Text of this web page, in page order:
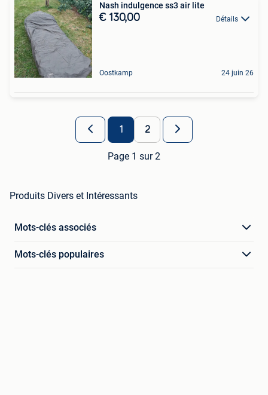
Nash indulgence ss3 air lite
€ 130,00 Détails
Oostkamp 24 juin 26
1 2
Page 1 sur 2
Produits Divers et Intéressants
Mots-clés associés
Mots-clés populaires